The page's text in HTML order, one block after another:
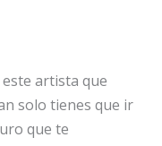
este artista que
solo tienes que ir
que te